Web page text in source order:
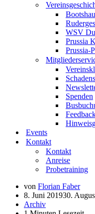
WSV
Prussia
Prussia-
Spenden
Events
Kontakt
Kontakt
Anreise
Probetraining
von Florian Faber
8. Juni 201930.
Archiv